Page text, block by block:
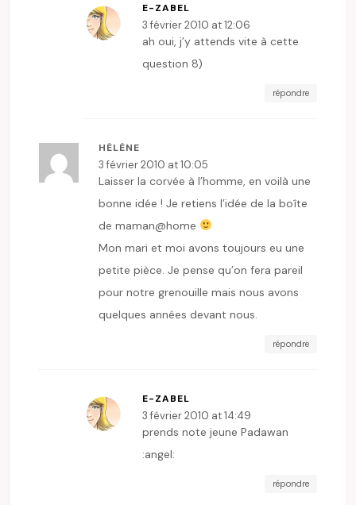
E-ZABEL
3 février 2010 at 12:06
ah oui, j’y attends vite à cette
question 8)
répondre
HÉLÈNE
3 février 2010 at 10:05
Laisser la corvée à l’homme, en voilà une
bonne idée ! Je retiens l’idée de la boîte
de maman@home
Mon mari et moi avons toujours eu une
petite pièce. Je pense qu’on fera pareil
pour notre grenouille mais nous avons
quelques années devant nous.
répondre
E-ZABEL
3 février 2010 at 14:49
prends note jeune Padawan
:angel:
répondre